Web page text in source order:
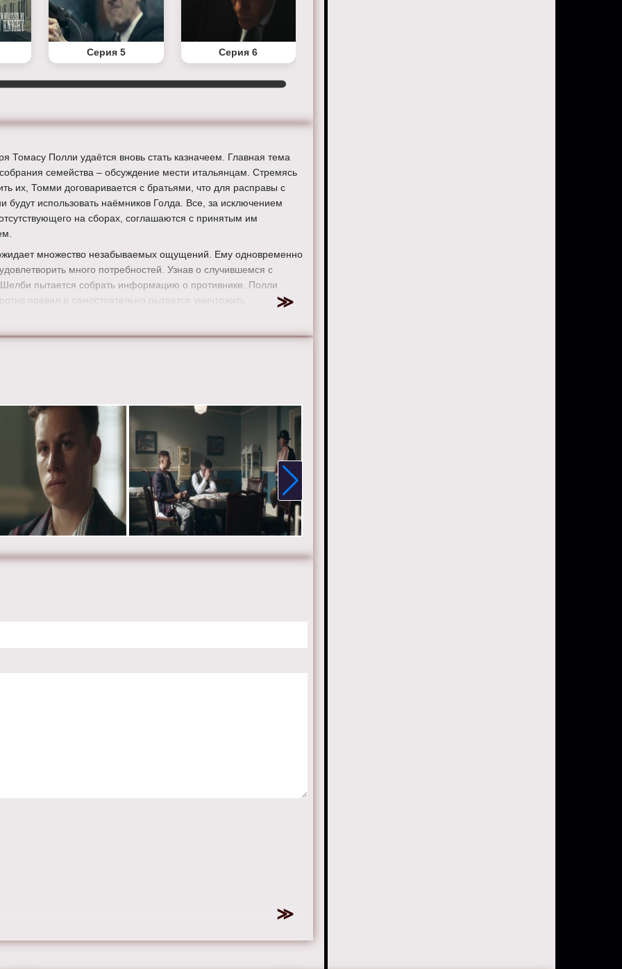
Серия 5 Серия 6
Томасу Полли удаётся вновь стать казначеем. Главная тема
семейства – обсуждение мести итальянцам. Стремясь
их, Томми договаривается с братьями, что для расправы с
будут использовать наёмников Голда. Все, за исключением
на сборах, соглашаются с принятым им
множество незабываемых ощущений. Ему одновременно
много потребностей. Узнав о случившемся с
пытается собрать информацию о противнике. Полли
правил и самостоятельно пытается уничтожить
Дэвид Кэффри
Харди.
онлайн 4 сезон 3 серию «
качестве, на телефоне, планшете, пк или телевизоре на
tvshow.ru.